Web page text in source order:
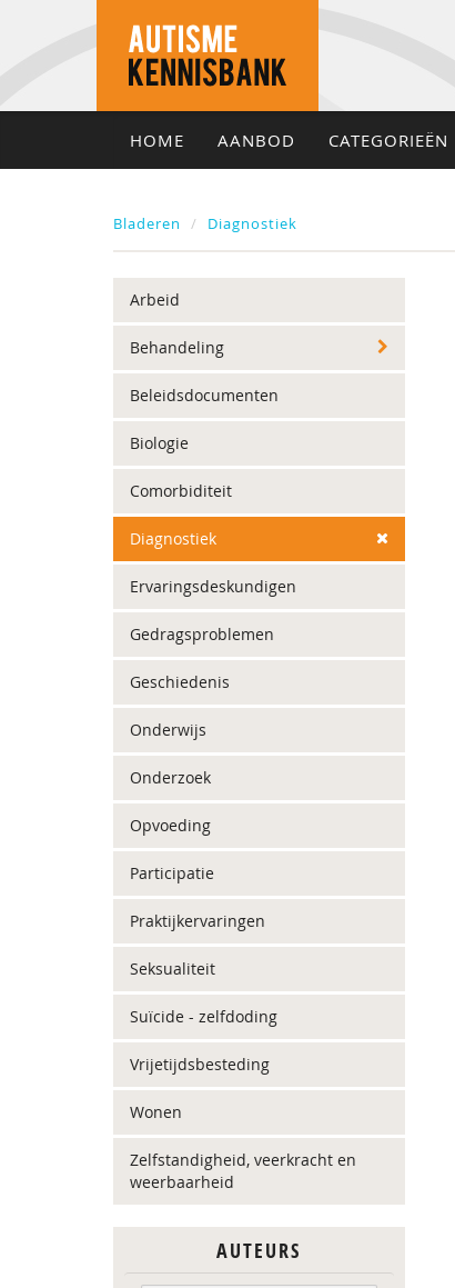
HOME AANBOD CATEGORIEËN
Bladeren Diagnostiek
Arbeid
Behandeling
Beleidsdocumenten
Biologie
Comorbiditeit
Diagnostiek
Ervaringsdeskundigen
Gedragsproblemen
Geschiedenis
Onderwijs
Onderzoek
Opvoeding
Participatie
Praktijkervaringen
Seksualiteit
Suïcide - zelfdoding
Vrijetijdsbesteding
Wonen
Zelfstandigheid, veerkracht en
weerbaarheid
AUTEURS